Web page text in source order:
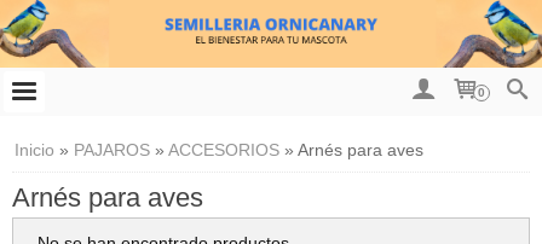
0
Inicio » PAJAROS » ACCESORIOS » Arnés para aves
Arnés para aves